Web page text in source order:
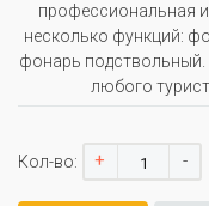
профессиональная
несколько функций:
фонарь
любого
Кол-во: + -